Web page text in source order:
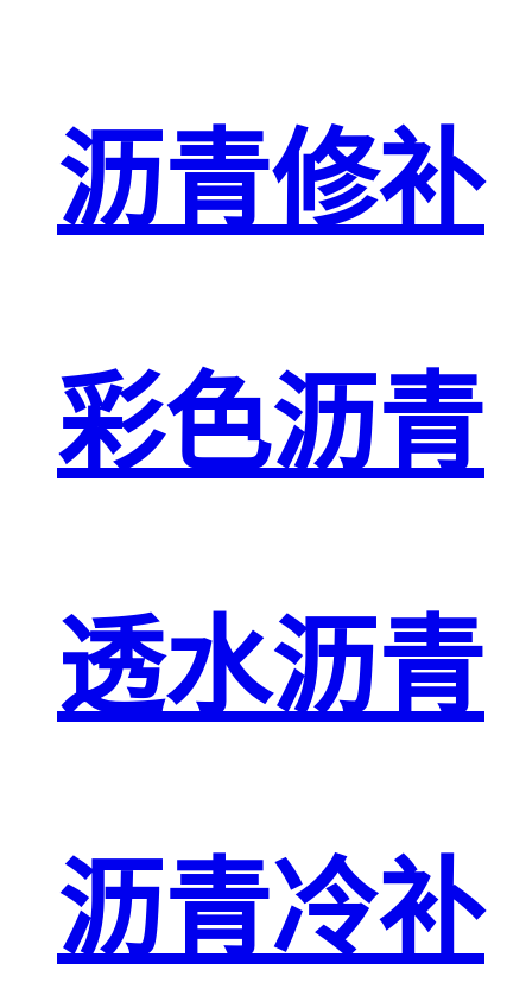
沥青修补
彩色沥青
透水沥青
沥青冷补